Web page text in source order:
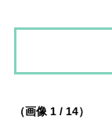
（画像 1 / 14）